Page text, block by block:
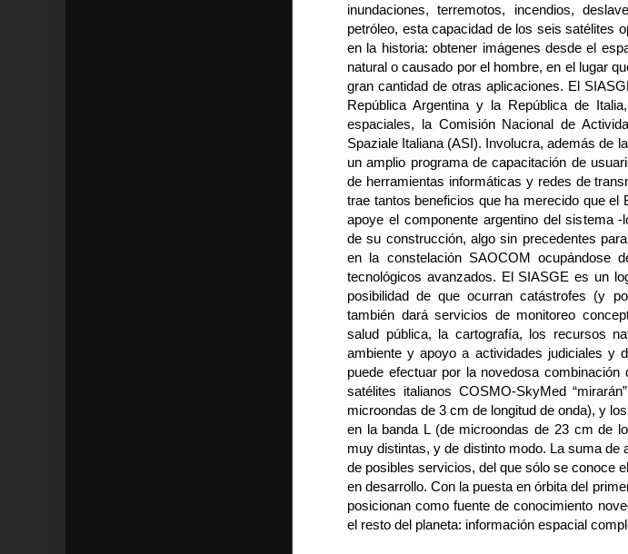
inundaciones, terremotos, incendios,
petróleo, esta capacidad de los seis satélites
en la historia: obtener imágenes desde el
natural o causado por el hombre, en el lugar
gran cantidad de otras aplicaciones. El
República Argentina y la República de
espaciales, la Comisión Nacional de
Spaziale Italiana (ASI). Involucra, además de
un amplio programa de capacitación de
de herramientas informáticas y redes de
trae tantos beneficios que ha merecido que el
apoye el componente argentino del sistema
de su construcción, algo sin precedentes
en la constelación SAOCOM ocupándose
tecnológicos avanzados. El SIASGE es un
posibilidad de que ocurran catástrofes (y
también dará servicios de monitoreo
salud pública, la cartografía, los recursos
ambiente y apoyo a actividades judiciales y
puede efectuar por la novedosa
satélites italianos COSMO-SkyMed
microondas de 3 cm de longitud de onda), y
en la banda L (de microondas de 23 cm de
muy distintas, y de distinto modo. La suma
de posibles servicios, del que sólo se conoce
en desarrollo. Con la puesta en órbita del
posicionan como fuente de conocimiento
el resto del planeta: información espacial